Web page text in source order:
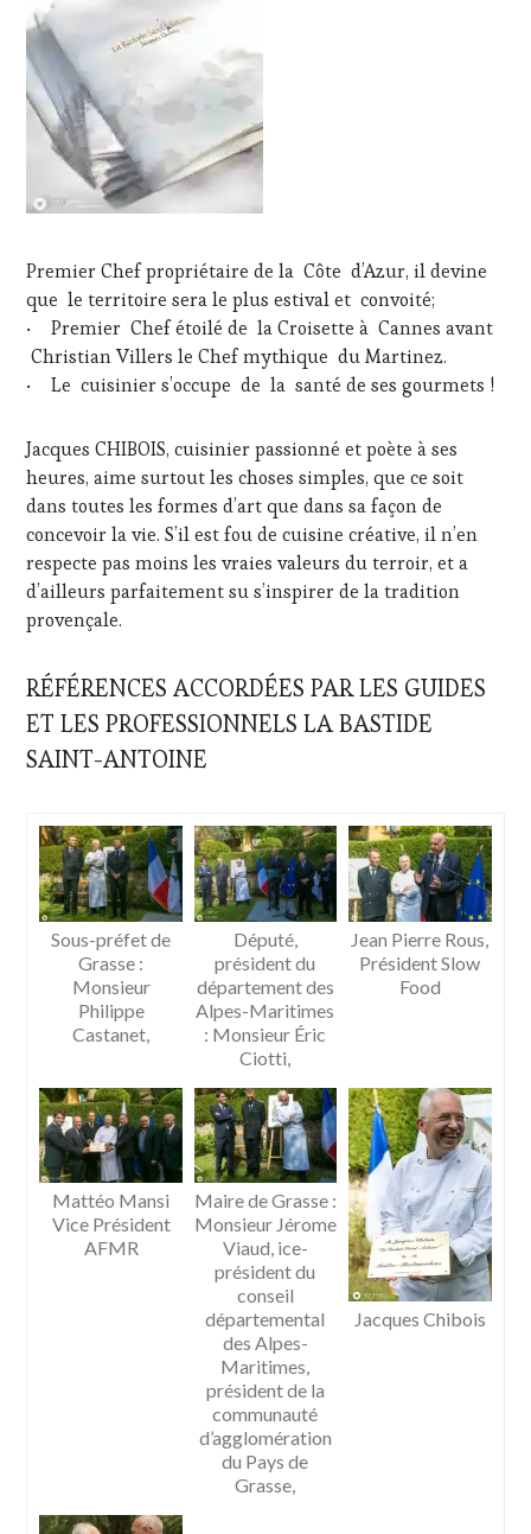
Premier Chef propriétaire de la Côte d’Azur, il devine
que le territoire sera le plus estival et convoité;
• Premier Chef étoilé de la Croisette à Cannes avant
Christian Villers le Chef mythique du Martinez.
• Le cuisinier s’occupe de la santé de ses gourmets !
Jacques CHIBOIS, cuisinier passionné et poète à ses
heures, aime surtout les choses simples, que ce soit
dans toutes les formes d’art que dans sa façon de
concevoir la vie. S’il est fou de cuisine créative, il n’en
respecte pas moins les vraies valeurs du terroir, et a
d’ailleurs parfaitement su s’inspirer de la tradition
provençale.
RÉFÉRENCES ACCORDÉES PAR LES GUIDES
ET LES PROFESSIONNELS LA BASTIDE
SAINT-ANTOINE
Sous-préfet de
Grasse :
Monsieur
Philippe
Castanet,
Député,
président du
département des
Alpes-Maritimes
: Monsieur Éric
Ciotti,
Jean Pierre Rous,
Président Slow
Food
Mattéo Mansi
Vice Président
AFMR
Maire de Grasse :
Monsieur Jérome
Viaud, ice-
président du
conseil
départemental
des Alpes-
Maritimes,
président de la
communauté
d’agglomération
du Pays de
Grasse,
Jacques Chibois